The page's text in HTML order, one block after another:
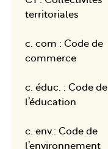
territoriales
c. com : Code de
commerce
c. éduc. : Code de
l’éducation
c. env.: Code de
l’environnement